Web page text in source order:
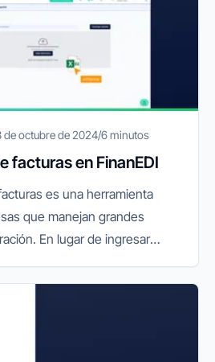
de octubre de 2024/6 minutos
facturas en FinanEDI
es una herramienta
que manejan grandes
En lugar de ingresar
facturas de...